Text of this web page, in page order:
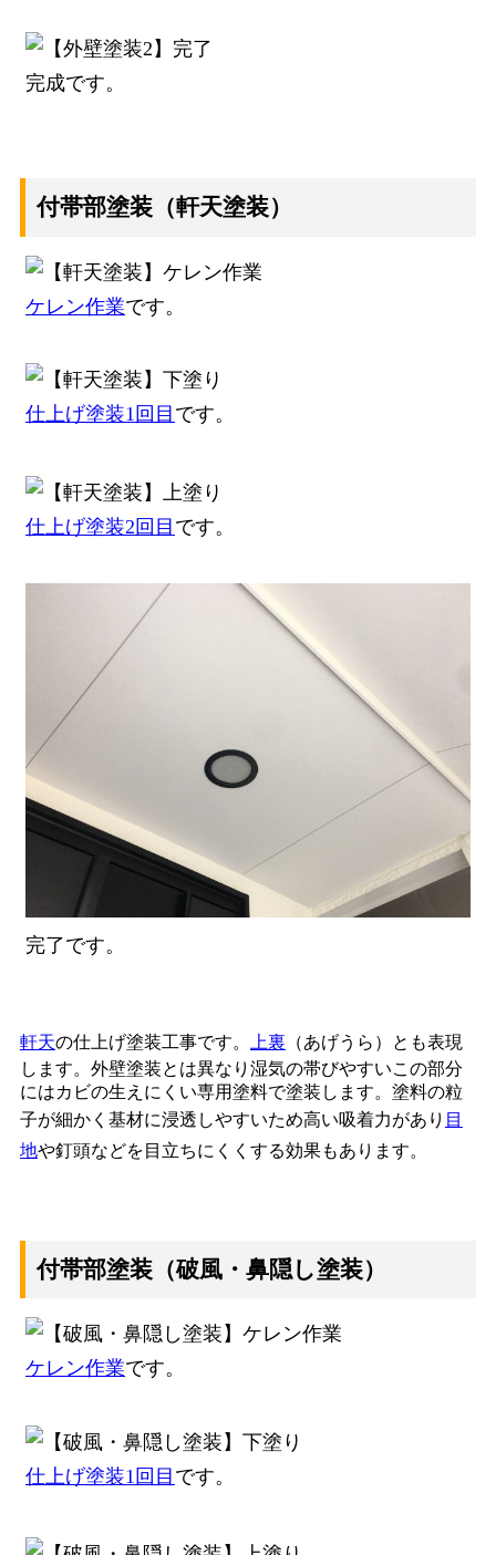
完成です。
付帯部塗装（軒天塗装）
ケレン作業です。
仕上げ塗装1回目 です。
仕上げ塗装2回目 です。
完了です。
軒天の仕上げ塗装工事です。 上裏 （あげうら）とも表現
します。外壁塗装とは異なり湿気の帯びやすいこの部分
にはカビの生えにくい専用塗料で塗装します。塗料の粒
子が細かく基材に浸透しやすいため高い吸着力があり 目
地や釘頭などを目立ちにくくする効果もあります。
付帯部塗装（破風・鼻隠し塗装）
ケレン作業です。
仕上げ塗装1回目 です。